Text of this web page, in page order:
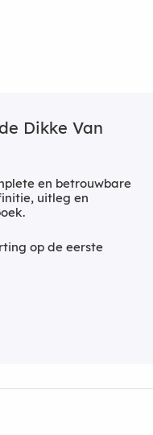
Dikke Van
en betrouwbare
uitleg en
op de eerste